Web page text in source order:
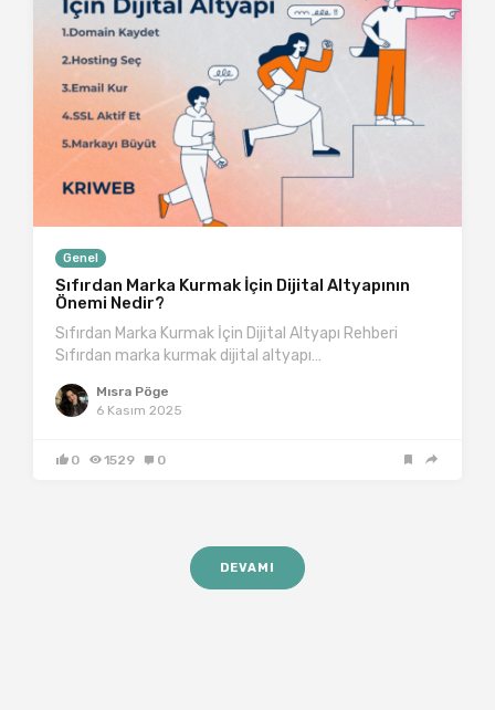
Genel
Sıfırdan Marka Kurmak İçin Dijital Altyapının
Önemi Nedir?
Sıfırdan Marka Kurmak İçin Dijital Altyapı Rehberi
Sıfırdan marka kurmak dijital altyapı…
Mısra Pöge
6 Kasım 2025
0 1529 0
DEVAMI